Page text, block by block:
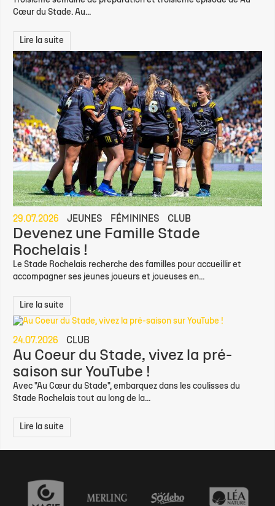
Cœur du Stade. Au...
Lire la suite
29.07.2026 JEUNES FÉMININES CLUB
Devenez une Famille Stade
Rochelais !
Le Stade Rochelais recherche des familles pour accueillir et
accompagner ses jeunes joueurs et joueuses en...
Lire la suite
24.07.2026 CLUB
Au Coeur du Stade, vivez la pré-
saison sur YouTube !
Avec "Au Cœur du Stade", embarquez dans les coulisses du
Stade Rochelais tout au long de la...
Lire la suite